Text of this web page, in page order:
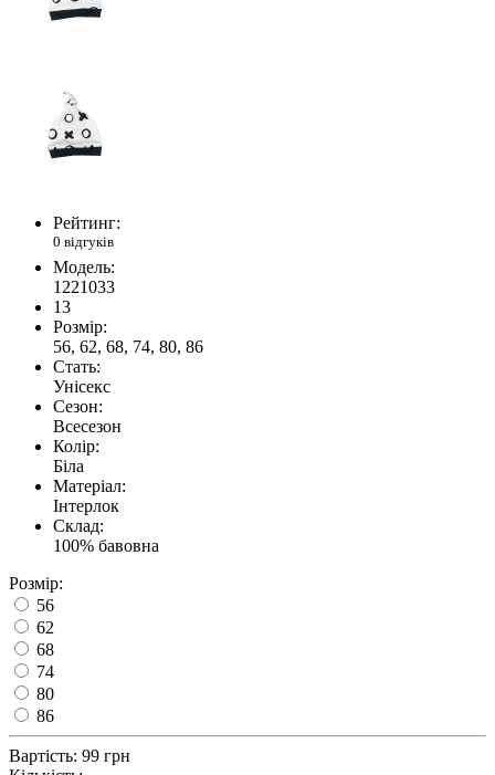
Рейтинг:
0 відгуків
Модель:
1221033
13
Розмір:
56, 62, 68, 74, 80, 86
Стать:
Унісекс
Сезон:
Всесезон
Колір:
Біла
Матеріал:
Інтерлок
Склад:
100% бавовна
Розмір:
56
62
68
74
80
86
Вартість: 99 грн